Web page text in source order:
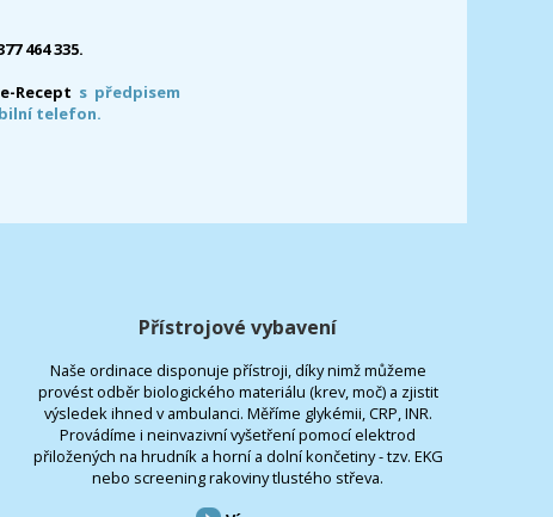
464 335.
e-Recept s předpisem
telefon.
Přístrojové vybavení
Naše ordinace disponuje přístroji, díky nimž můžeme
provést odběr biologického materiálu (krev, moč) a zjistit
výsledek ihned v ambulanci. Měříme glykémii, CRP, INR.
Provádíme i neinvazivní vyšetření pomocí elektrod
přiložených na hrudník a horní a dolní končetiny - tzv. EKG
nebo screening rakoviny tlustého střeva.